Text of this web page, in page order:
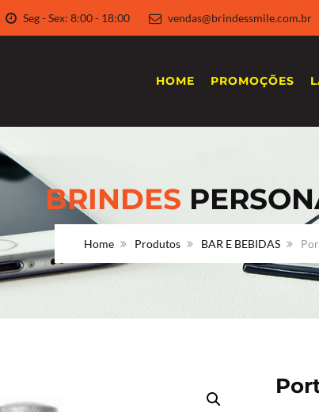
Seg - Sex: 8:00 - 18:00 vendas@brindessmile.com.br
HOME PROMOÇÕES
BRINDES
Home Produtos BAR E BEBIDAS